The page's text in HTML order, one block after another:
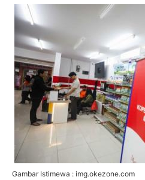
Gambar Istimewa : img.okezone.com